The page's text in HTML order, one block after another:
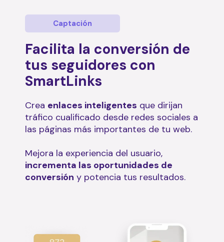
Captación
Facilita la conversión de
tus seguidores con
SmartLinks
Crea enlaces inteligentes que dirijan
tráfico cualificado desde redes sociales a
las páginas más importantes de tu web.
Mejora la experiencia del usuario,
incrementa las oportunidades de
conversión y potencia tus resultados.